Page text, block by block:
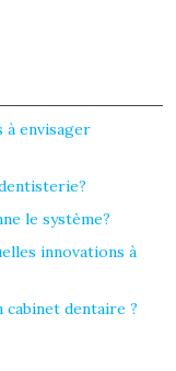
envisager
le système?
innovations à
cabinet dentaire ?